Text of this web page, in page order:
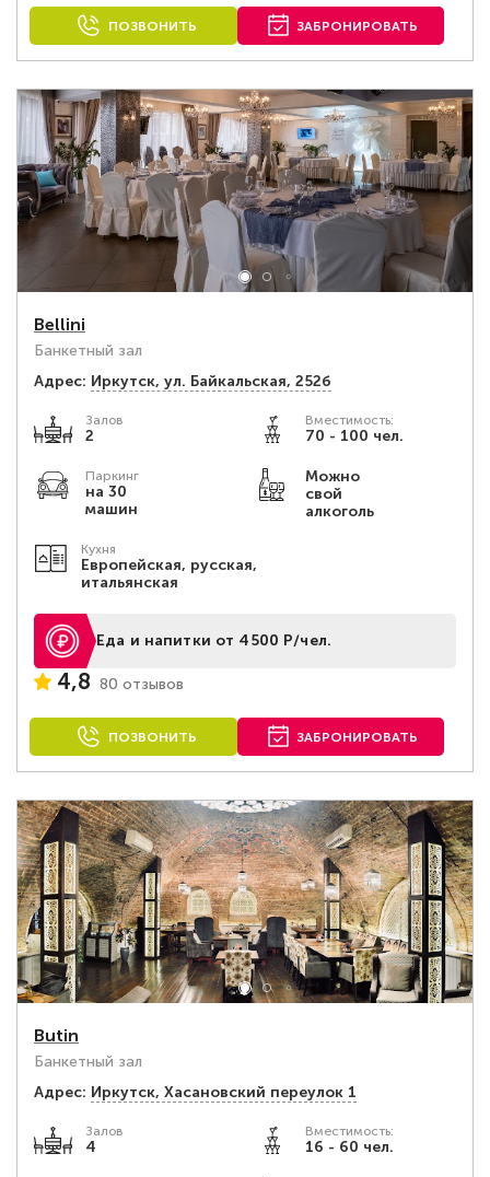
ПОЗВОНИТЬ ЗАБРОНИРОВАТЬ
Bellini
Банкетный зал
Адрес: Иркутск, ул. Байкальская, 252б
Залов
2
Вместимость:
70 - 100 чел.
Паркинг
на 30
машин
Можно
свой
алкоголь
Кухня
Европейская, русская,
итальянская
Еда и напитки от 4500 Р/чел.
4,8 80 отзывов
ПОЗВОНИТЬ ЗАБРОНИРОВАТЬ
Butin
Банкетный зал
Адрес: Иркутск, Хасановский переулок 1
Залов
4
Вместимость:
16 - 60 чел.